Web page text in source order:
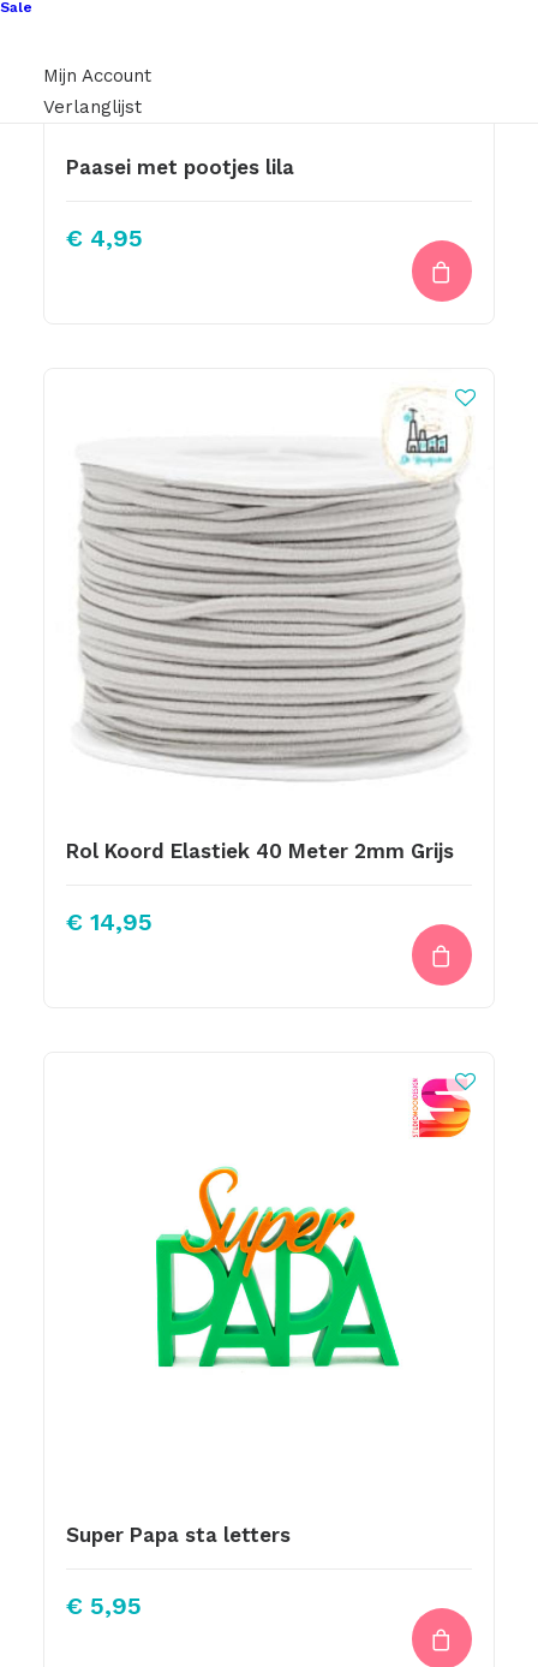
Sale
Mijn Account
Verlanglijst
Paasei met pootjes lila
€ 4,95
Rol Koord Elastiek 40 Meter 2mm Grijs
€ 14,95
Super Papa sta letters
€ 5,95